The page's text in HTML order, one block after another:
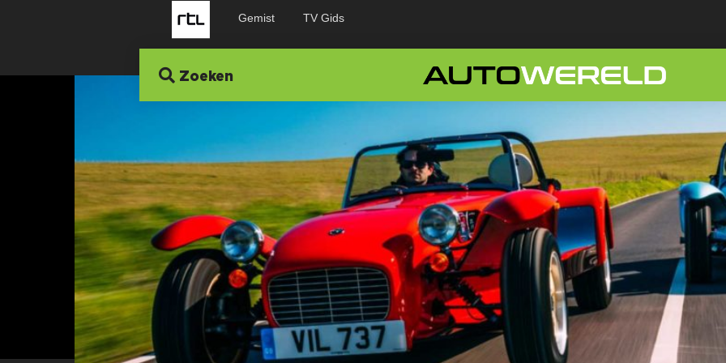
Gemist TV Gids
Zoeken